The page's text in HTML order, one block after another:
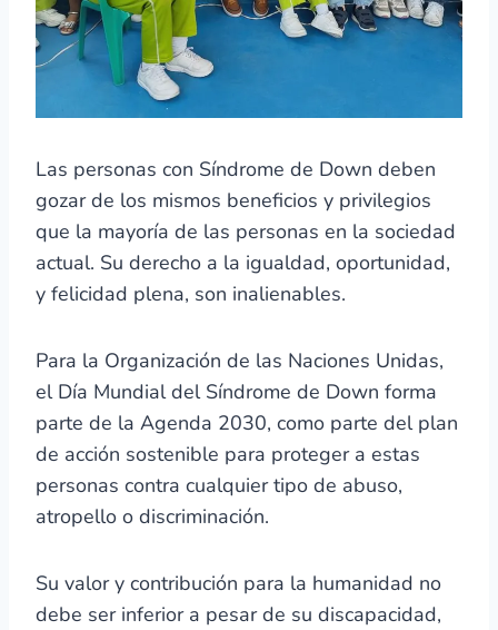
Las personas con Síndrome de Down deben
gozar de los mismos beneficios y privilegios
que la mayoría de las personas en la sociedad
actual. Su derecho a la igualdad, oportunidad,
y felicidad plena, son inalienables.
Para la Organización de las Naciones Unidas,
el Día Mundial del Síndrome de Down forma
parte de la Agenda 2030, como parte del plan
de acción sostenible para proteger a estas
personas contra cualquier tipo de abuso,
atropello o discriminación.
Su valor y contribución para la humanidad no
debe ser inferior a pesar de su discapacidad,